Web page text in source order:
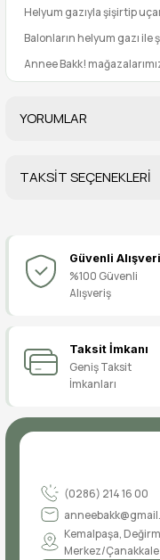
Helyum gazıyla şişirtip
Balonların helyum gazı
Annee Bakk!
YORUMLAR
TAKSİT SEÇENEKLERİ
Güvenli
%100 Güvenli
Alışveriş
Taksit İmkanı
Geniş Taksit
İmkanları
(0286) 214 16 00
Kemalpaşa,
Merkez/Çanakkale